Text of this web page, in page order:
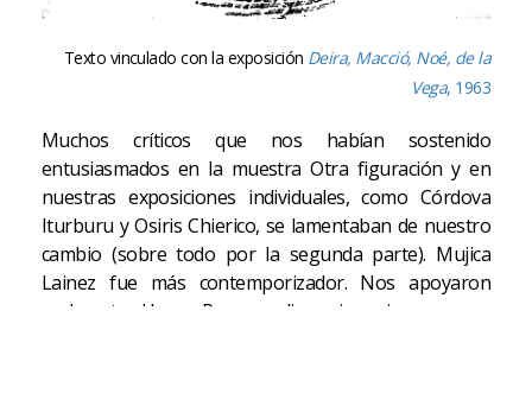
Texto vinculado con la exposición Deira, Macció, Noé, de la
Vega, 1963
Muchos críticos que nos habían sostenido
entusiasmados en la muestra Otra figuración y en
nuestras exposiciones individuales, como Córdova
Iturburu y Osiris Chierico, se lamentaban de nuestro
cambio (sobre todo por la segunda parte). Mujica
Lainez fue más contemporizador. Nos apoyaron
realmente Hugo Parpagnoli –quien siempre nos